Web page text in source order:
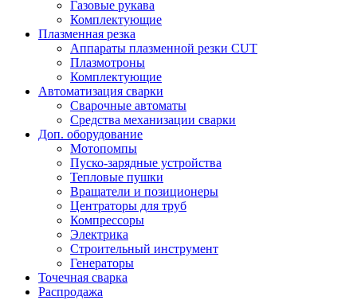
Газовые рукава
Комплектующие
Плазменная резка
Аппараты плазменной резки CUT
Плазмотроны
Комплектующие
Автоматизация сварки
Сварочные автоматы
Средства механизации сварки
Доп. оборудование
Мотопомпы
Пуско-зарядные устройства
Тепловые пушки
Вращатели и позиционеры
Центраторы для труб
Компрессоры
Электрика
Строительный инструмент
Генераторы
Точечная сварка
Распродажа